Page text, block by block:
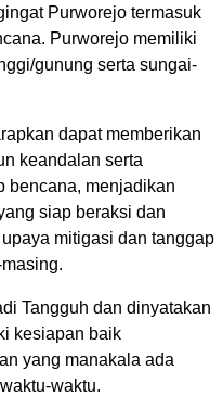
Purworejo termasuk
Purworejo memiliki
gunung serta sungai-
dapat memberikan
keandalan serta
bencana, menjadikan
siap beraksi dan
mitigasi dan tanggap
Tangguh dan dinyatakan
kesiapan baik
yang manakala ada
waktu.